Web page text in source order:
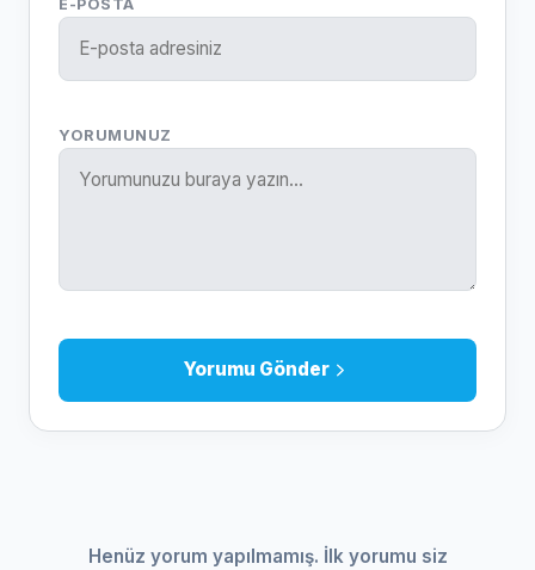
E-POSTA
YORUMUNUZ
Yorumu Gönder
Henüz yorum yapılmamış. İlk yorumu siz